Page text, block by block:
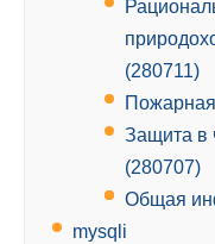
(280711)
Защита в
(280707)
Общая
mysqli